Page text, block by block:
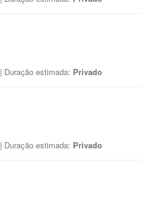
| Duração estimada: Privado
| Duração estimada: Privado